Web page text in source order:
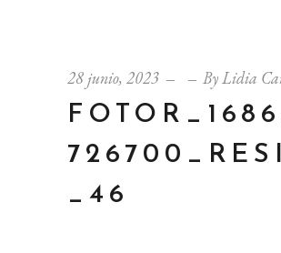
28 junio, 2023 ByLidia
_46